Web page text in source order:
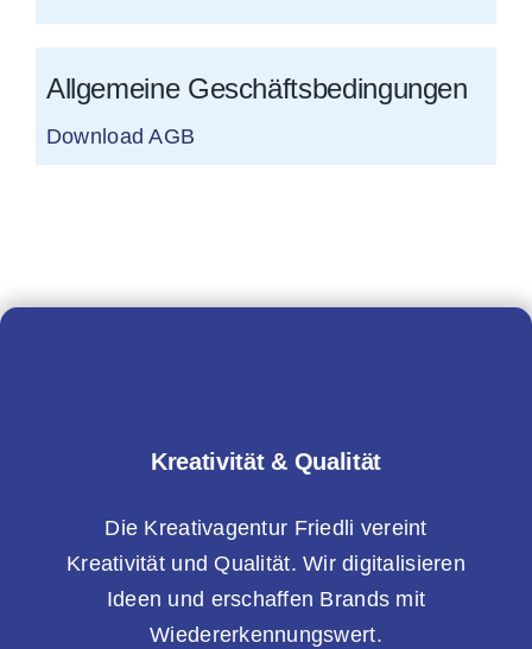
Allgemeine Geschäftsbedingungen
Download AGB
Kreativität & Qualität
Die Kreativagentur Friedli vereint
Kreativität und Qualität. Wir digitalisieren
Ideen und erschaffen Brands mit
Wiedererkennungswert.